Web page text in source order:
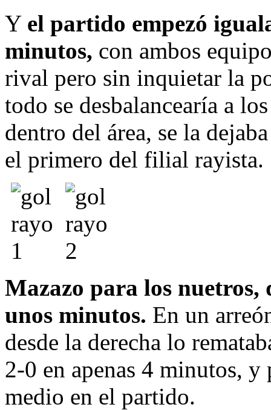
Y el partido empezó
minutos, con ambos
rival pero sin inquietar la
todo se desbalancearía a
dentro del área, se la
el primero del filial rayista.
Mazazo para los nuetros,
unos minutos. En un
desde la derecha lo
2-0 en apenas 4 minutos,
medio en el partido.